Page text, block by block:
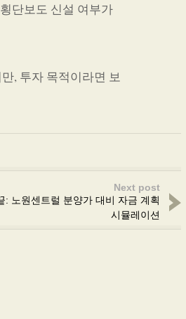
단보도 신설 여부가
, 투자 목적이라면 보
Next post
: 노원센트럴 분양가 대비 자금 계획
시뮬레이션